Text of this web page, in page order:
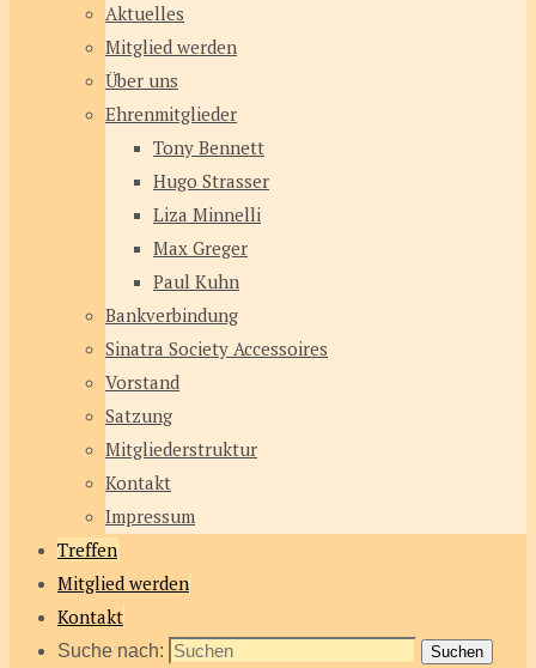
Aktuelles
Mitglied werden
Über uns
Ehrenmitglieder
Tony Bennett
Hugo Strasser
Liza Minnelli
Max Greger
Paul Kuhn
Bankverbindung
Sinatra Society Accessoires
Vorstand
Satzung
Mitgliederstruktur
Kontakt
Impressum
Treffen
Mitglied werden
Kontakt
Suche nach: Suchen